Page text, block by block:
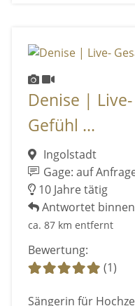
Denise |
Gefühl ...
Ingolstadt
Gage: auf
10 Jahre tätig
Antwortet
ca. 87 km entfernt
Bewertung:
(1)
Sängerin für